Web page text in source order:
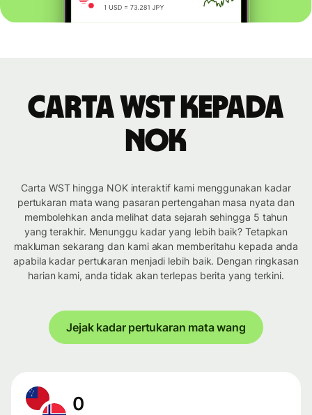
Carta WST kepada
NOK
Carta WST hingga NOK interaktif kami menggunakan kadar
pertukaran mata wang pasaran pertengahan masa nyata dan
membolehkan anda melihat data sejarah sehingga 5 tahun
yang terakhir. Menunggu kadar yang lebih baik? Tetapkan
makluman sekarang dan kami akan memberitahu kepada anda
apabila kadar pertukaran menjadi lebih baik. Dengan ringkasan
harian kami, anda tidak akan terlepas berita yang terkini.
Jejak kadar pertukaran mata wang
0